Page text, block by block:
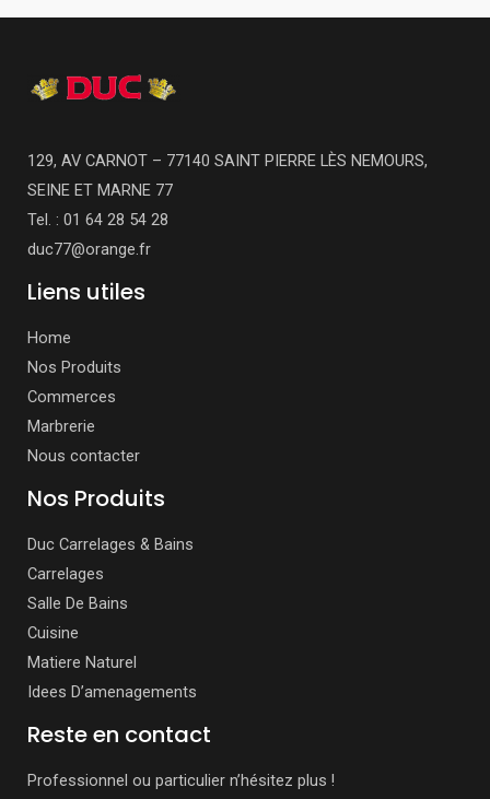
129, AV CARNOT – 77140 SAINT PIERRE LÈS NEMOURS,
SEINE ET MARNE 77
Tel. : 01 64 28 54 28
duc77@orange.fr
Liens utiles
Home
Nos Produits
Commerces
Marbrerie
Nous contacter
Nos Produits
Duc Carrelages & Bains
Carrelages
Salle De Bains
Cuisine
Matiere Naturel
Idees D’amenagements
Reste en contact
Professionnel ou particulier n’hésitez plus !